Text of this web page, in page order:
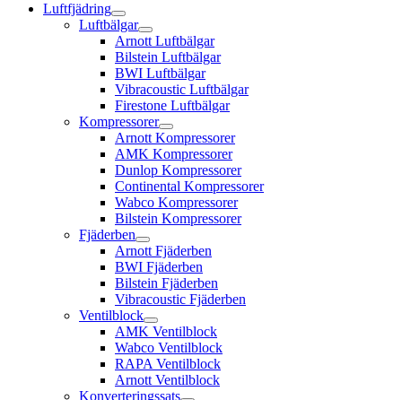
Luftfjädring
Luftbälgar
Arnott Luftbälgar
Bilstein Luftbälgar
BWI Luftbälgar
Vibracoustic Luftbälgar
Firestone Luftbälgar
Kompressorer
Arnott Kompressorer
AMK Kompressorer
Dunlop Kompressorer
Continental Kompressorer
Wabco Kompressorer
Bilstein Kompressorer
Fjäderben
Arnott Fjäderben
BWI Fjäderben
Bilstein Fjäderben
Vibracoustic Fjäderben
Ventilblock
AMK Ventilblock
Wabco Ventilblock
RAPA Ventilblock
Arnott Ventilblock
Konverteringssats